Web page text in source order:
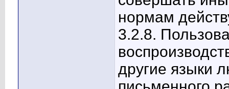
нормам
3.2.8.
другие языки